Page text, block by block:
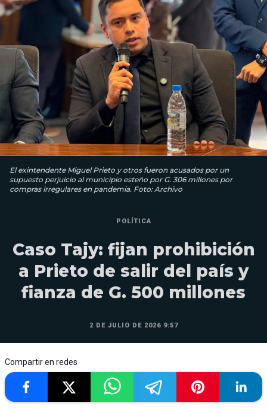
El exintendente Miguel Prieto y otros fueron acusados por un
supuesto perjuicio al municipio esteño por G. 306 millones por
compras irregulares en pandemia. Foto: Archivo
POLÍTICA
Caso Tajy: fijan prohibición
a Prieto de salir del país y
fianza de G. 500 millones
2 DE JULIO DE 2026 9:57
Compartir en redes